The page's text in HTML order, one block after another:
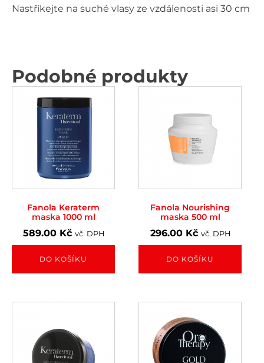
Nastříkejte na suché vlasy ze vzdálenosti asi 30 cm
Podobné produkty
Fanola Keraterm
maska 1000 ml
589.00 Kč vč. DPH
DO KOŠÍKU
Fanola Nourishing
maska 500 ml
296.00 Kč vč. DPH
DO KOŠÍKU